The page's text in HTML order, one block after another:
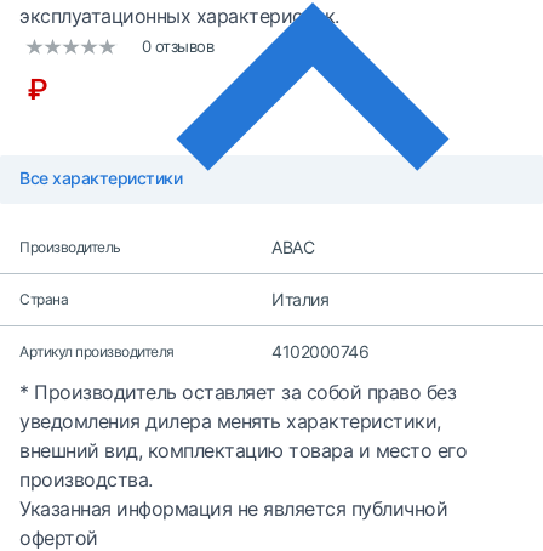
эксплуатационных характеристик.
0 отзывов
₽
Все характеристики
Производитель ABAC
Страна Италия
Артикул производителя 4102000746
* Производитель оставляет за собой право без
уведомления дилера менять характеристики,
внешний вид, комплектацию товара и место его
производства.
Указанная информация не является публичной
офертой